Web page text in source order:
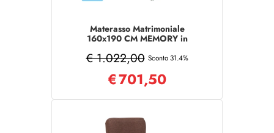
Materasso Matrimoniale
160x190 CM MEMORY in
€ 1.022,00 Sconto 31.4%
€701,50